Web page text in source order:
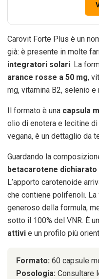
Carovit Forte Plus è un
già: è presente in molte
integratori solari. La
arance rosse a 50 mg,
mg, vitamina B2, selenio e
Il formato è una capsula
olio di enotera e lecitine di
vegana, è un dettaglio da
Guardando la
betacarotene dichiarato
L’apporto carotenoide
che contiene polifenoli. La
generoso della formula,
sotto il 100% del VNR. È
attivi e un profilo più
Formato: 60 capsule
Posologia: Consultare